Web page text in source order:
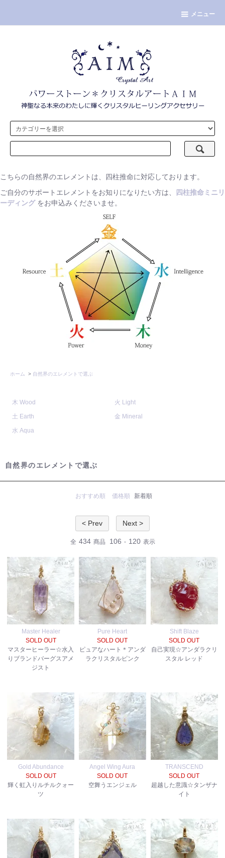
メニュー
こちらの自然界のエレメントは、四柱推命に対応しております。
ご自分のサポートエレメントをお知りになりたい方は、
四柱推命ミニリ
ーディングをお申込みくださいませ。
ホーム > 自然界のエレメントで選ぶ
木 Wood
火 Light
土 Earth
金 Mineral
水 Aqua
自然界のエレメントで選ぶ
おすすめ順 価格順 新着順
< Prev Next >
全 434 商品 106 - 120 表示
Master Healer
SOLD OUT
マスターヒーラー☆水入
りブランドバーグスアメ
ジスト
Pure Heart
SOLD OUT
ピュアなハート＊アンダ
ラクリスタルピンク
Shift Blaze
SOLD OUT
自己実現☆アンダラクリ
スタル レッド
Gold Abundance
SOLD OUT
輝く虹入りルチルクォー
ツ
Angel Wing Aura
SOLD OUT
空舞うエンジェル
TRANSCEND
SOLD OUT
超越した意識☆タンザナ
イト